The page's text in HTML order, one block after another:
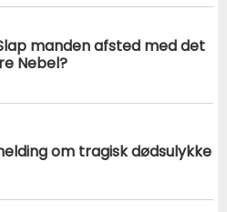
manden afsted med det
Nebel?
om tragisk dødsulykke